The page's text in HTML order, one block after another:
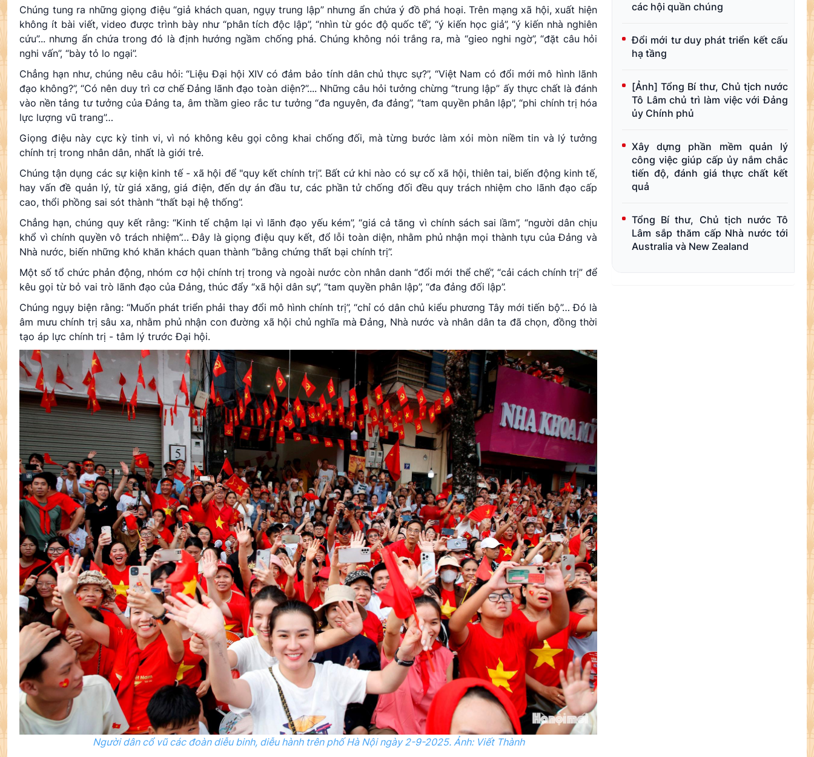
Chúng tung ra những giọng điệu “giả khách quan, ngụy trung lập” nhưng ẩn chứa ý đồ phá hoại. Trên mạng xã hội, xuất hiện
không ít bài viết, video được trình bày như “phân tích độc lập”, “nhìn từ góc độ quốc tế”, “ý kiến học giả”, “ý kiến nhà nghiên
cứu”... nhưng ẩn chứa trong đó là định hướng ngầm chống phá. Chúng không nói trắng ra, mà “gieo nghi ngờ”, “đặt câu hỏi
nghi vấn”, “bày tỏ lo ngại”.
Chẳng hạn như, chúng nêu câu hỏi: “Liệu Đại hội XIV có đảm bảo tính dân chủ thực sự?”, “Việt Nam có đổi mới mô hình lãnh
đạo không?”, “Có nên duy trì cơ chế Đảng lãnh đạo toàn diện?”.... Những câu hỏi tưởng chừng “trung lập” ấy thực chất là đánh
vào nền tảng tư tưởng của Đảng ta, âm thầm gieo rắc tư tưởng “đa nguyên, đa đảng”, “tam quyền phân lập”, “phi chính trị hóa
lực lượng vũ trang”…
Giọng điệu này cực kỳ tinh vi, vì nó không kêu gọi công khai chống đối, mà từng bước làm xói mòn niềm tin và lý tưởng
chính trị trong nhân dân, nhất là giới trẻ.
Chúng tận dụng các sự kiện kinh tế - xã hội để "quy kết chính trị”. Bất cứ khi nào có sự cố xã hội, thiên tai, biến động kinh tế,
hay vấn đề quản lý, từ giá xăng, giá điện, đến dự án đầu tư, các phần tử chống đối đều quy trách nhiệm cho lãnh đạo cấp
cao, thổi phồng sai sót thành “thất bại hệ thống”.
Chẳng hạn, chúng quy kết rằng: “Kinh tế chậm lại vì lãnh đạo yếu kém”, “giá cả tăng vì chính sách sai lầm”, “người dân chịu
khổ vì chính quyền vô trách nhiệm”… Đây là giọng điệu quy kết, đổ lỗi toàn diện, nhằm phủ nhận mọi thành tựu của Đảng và
Nhà nước, biến những khó khăn khách quan thành “bằng chứng thất bại chính trị”.
Một số tổ chức phản động, nhóm cơ hội chính trị trong và ngoài nước còn nhân danh “đổi mới thể chế”, “cải cách chính trị” để
kêu gọi từ bỏ vai trò lãnh đạo của Đảng, thúc đẩy “xã hội dân sự”, “tam quyền phân lập”, “đa đảng đối lập”.
Chúng ngụy biện rằng: “Muốn phát triển phải thay đổi mô hình chính trị”, “chỉ có dân chủ kiểu phương Tây mới tiến bộ”… Đó là
âm mưu chính trị sâu xa, nhằm phủ nhận con đường xã hội chủ nghĩa mà Đảng, Nhà nước và nhân dân ta đã chọn, đồng thời
tạo áp lực chính trị - tâm lý trước Đại hội.
Người dân cổ vũ các đoàn diễu binh, diễu hành trên phố Hà Nội ngày 2-9-2025. Ảnh: Viết Thành
các hội quần chúng
Đổi mới tư duy phát triển kết cấu
hạ tầng
[Ảnh] Tổng Bí thư, Chủ tịch nước
Tô Lâm chủ trì làm việc với Đảng
ủy Chính phủ
Xây dựng phần mềm quản lý
công việc giúp cấp ủy nắm chắc
tiến độ, đánh giá thực chất kết
quả
Tổng Bí thư, Chủ tịch nước Tô
Lâm sắp thăm cấp Nhà nước tới
Australia và New Zealand